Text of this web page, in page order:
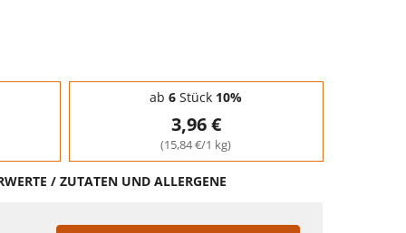
ab 6 Stück 10%
3,96 €
(15,84 €/1 kg)
/ ZUTATEN UND ALLERGENE